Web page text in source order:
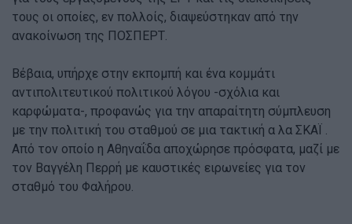
τους οι οποίες, εν πολλοίς, διαψεύστηκαν από την
ανακοίνωση της ΠΟΣΠΕΡΤ.
Βέβαια, υπήρχε στην εκπομπή και ένα κομμάτι
αντιπολιτευτικού πολιτικού λόγου -σχόλια και
καρφώματα-, προφανώς για την απαραίτητη σύμπλευση
με την πολιτική του σταθμού σε μια τακτική α λα ΣΚΑΪ .
Από τον οποίο η Αθηναΐδα αποχώρησε πρόσφατα, μαζί με
τον Βαγγέλη Περρή με καυστικές ειρωνείες για τον
σταθμό του Φαλήρου.